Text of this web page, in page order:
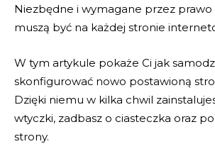
Niezbędne i wymagane przez
muszą być na każdej stronie
W tym artykule pokaże Ci jak
skonfigurować nowo postawioną
Dzięki niemu w kilka chwil
wtyczki, zadbasz o ciasteczka oraz
strony.